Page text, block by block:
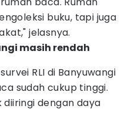
buku, tapi juga
jelasnya.
masih rendah
RLI di Banyuwangi
sudah cukup tinggi.
dengan daya